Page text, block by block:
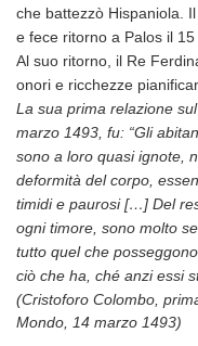
che battezzò Hispaniola.
e fece ritorno a Palos il 15
Al suo ritorno, il Re
onori e ricchezze
La sua prima relazione
marzo 1493, fu: “Gli
sono a loro quasi ignote,
deformità del corpo,
timidi e paurosi […] Del
ogni timore, sono molto
tutto quel che
ciò che ha, ché anzi essi
(Cristoforo Colombo,
Mondo, 14 marzo 1493)